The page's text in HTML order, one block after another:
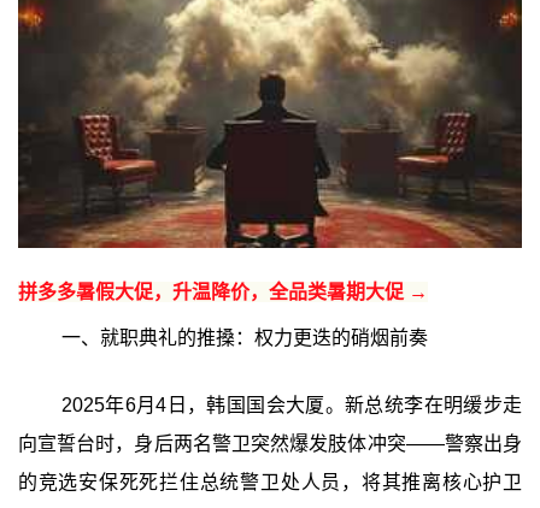
拼多多暑假大促，升温降价，全品类暑期大促 →
一、就职典礼的推搡：权力更迭的硝烟前奏
2025年6月4日，韩国国会大厦。新总统李在明缓步走
向宣誓台时，身后两名警卫突然爆发肢体冲突——警察出身
的竞选安保死死拦住总统警卫处人员，将其推离核心护卫